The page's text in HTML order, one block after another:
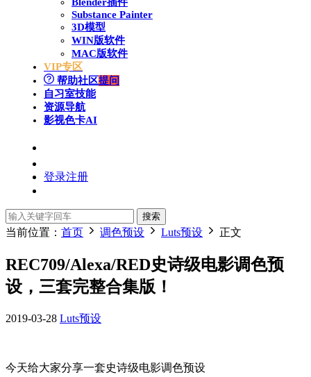
Substance Painter
3D模型
WIN版软件
MAC版软件
VIP专区
帮助社区提问
自习室技能
资源导航
影视色卡AI
登录注册
搜索
当前位置： 首页 调色预设 Luts预设 正文
REC709/Alexa/RED史诗级电影调色预
设，三套完整合集版！
2019-03-28 Luts预设
今天给大家分享一套史诗级电影调色预设